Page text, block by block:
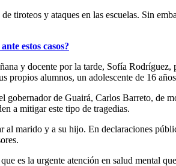
tiroteos y ataques en las escuelas. Sin
estos casos?
y docente por la tarde, Sofía
propios alumnos, un adolescente de 16
gobernador de Guairá, Carlos Barreto, de
a mitigar este tipo de tragedias.
marido y a su hijo. En declaraciones
es la urgente atención en salud mental